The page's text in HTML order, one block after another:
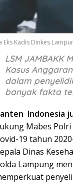
Eks Kadis Dinkes
LSM JAMBAKK
Kasus
dalam
banyak fakta
Indonesia
Mabes
19 tahun
Dinas
Lampung